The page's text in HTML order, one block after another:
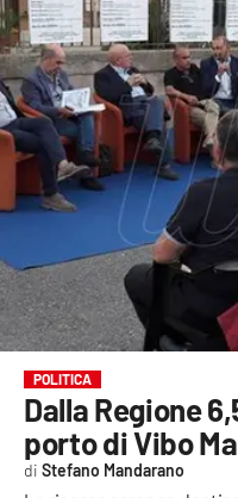
SOCIETÀ
CULTURA
ECONOMIA E LAVORO
EVENTI
Streaming
LAC TV
LAC NETWORK
LAC ONAIR
POLITICA
Dalla Regione
porto di Vibo
Stefano Mandarano